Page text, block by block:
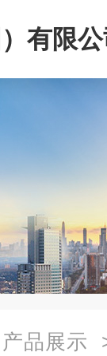
有限
产品展示